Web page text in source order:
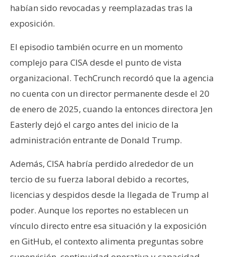
habían sido revocadas y reemplazadas tras la
exposición.
El episodio también ocurre en un momento
complejo para CISA desde el punto de vista
organizacional. TechCrunch recordó que la agencia
no cuenta con un director permanente desde el 20
de enero de 2025, cuando la entonces directora Jen
Easterly dejó el cargo antes del inicio de la
administración entrante de Donald Trump.
Además, CISA habría perdido alrededor de un
tercio de su fuerza laboral debido a recortes,
licencias y despidos desde la llegada de Trump al
poder. Aunque los reportes no establecen un
vínculo directo entre esa situación y la exposición
en GitHub, el contexto alimenta preguntas sobre